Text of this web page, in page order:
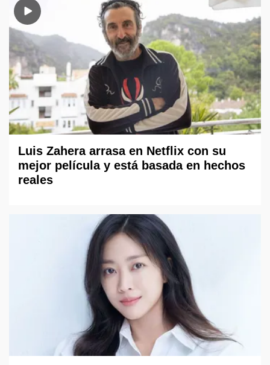
Luis Zahera arrasa en Netflix con su
mejor película y está basada en hechos
reales